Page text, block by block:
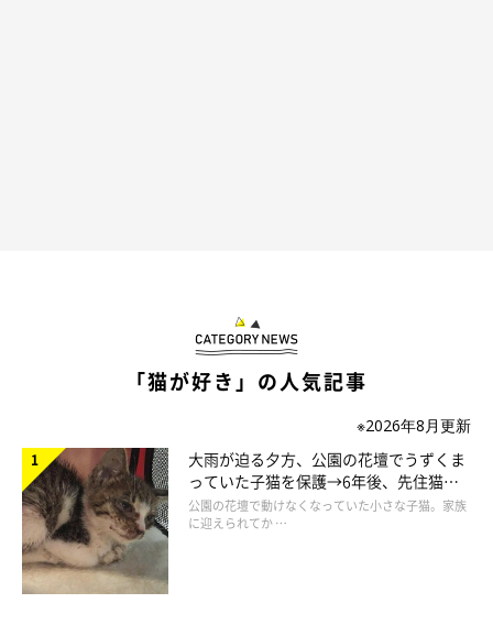
これは、猫が獲物を狙ってタイミングを計っているときにするポ
ーズ。飼い猫も、おもちゃなど狩猟本能が刺激されることがある
と、この体勢になります。
「猫が好き」の人気記事
※2026年8月更新
大雨が迫る夕方、公園の花壇でうずくま
っていた子猫を保護→6年後、先住猫
と“姉妹”のような関係に
公園の花壇で動けなくなっていた小さな子猫。家族
に迎えられてか …